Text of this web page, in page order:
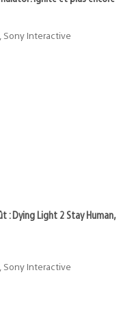
Sony Interactive
: Dying Light 2 Stay Human,
Sony Interactive